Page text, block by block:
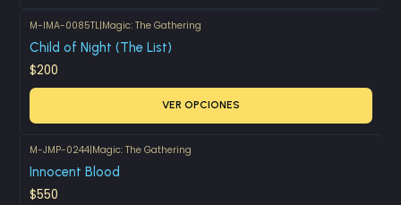
M-IMA-0085TL|Magic: The Gathering
Child of Night (The List)
$200
VER OPCIONES
Agotado
M-JMP-0244|Magic: The Gathering
Innocent Blood
$550